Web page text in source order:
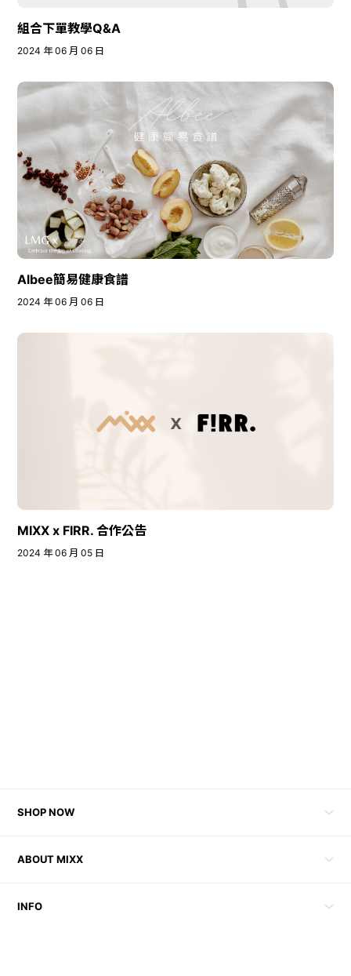
組合下單教學Q&A
2024 年 06 月 06 日
Albee簡易健康食譜
2024 年 06 月 06 日
MIXX x FIRR. 合作公告
2024 年 06 月 05 日
SHOP NOW
ABOUT MIXX
INFO